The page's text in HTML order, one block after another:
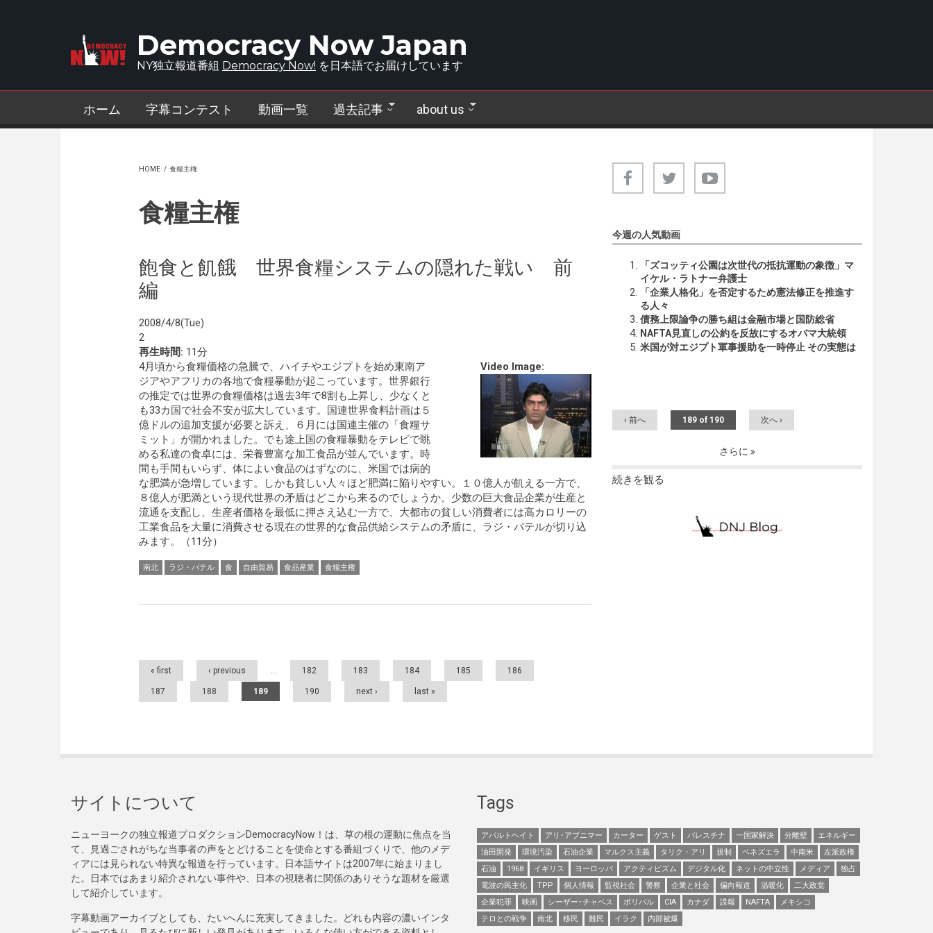
Democracy Now Japan
NY独立報道番組 Democracy Now! を日本語でお届けしています
ホーム 字幕コンテスト 動画一覧 過去記事 about us
HOME / 食糧主権
食糧主権
飽食と飢餓 世界食糧システムの隠れた戦い 前
編
2008/4/8(Tue)
2
再生時間: 11分
Video Image:
4月頃から食糧価格の急騰で、ハイチやエジプトを始め東南ア
ジアやアフリカの各地で食糧暴動が起こっています。世界銀行
の推定では世界の食糧価格は過去3年で8割も上昇し、少なくと
も33カ国で社会不安が拡大しています。国連世界食料計画は５
億ドルの追加支援が必要と訴え、６月には国連主催の「食糧サ
ミット」が開かれました。でも途上国の食糧暴動をテレビで眺
める私達の食卓には、栄養豊富な加工食品が並んでいます。時
間も手間もいらず、体によい食品のはずなのに、米国では病的
な肥満が急増しています。しかも貧しい人々ほど肥満に陥りやすい。１０億人が飢える一方で、
８億人が肥満という現代世界の矛盾はどこから来るのでしょうか。少数の巨大食品企業が生産と
流通を支配し、生産者価格を最低に押さえ込む一方で、大都市の貧しい消費者には高カロリーの
工業食品を大量に消費させる現在の世界的な食品供給システムの矛盾に、ラジ・パテルが切り込
みます。（11分）
南北 ラジ・パテル 食 自由貿易 食品産業 食糧主権
Pages
« first ‹ previous … 182 183 184 185 186
187 188 189 190 next › last »
今週の人気動画
「ズコッティ公園は次世代の抵抗運動の象徴」マ
イケル・ラトナー弁護士
「企業人格化」を否定するため憲法修正を推進す
る人々
債務上限論争の勝ち組は金融市場と国防総省
NAFTA見直しの公約を反故にするオバマ大統領
米国が対エジプト軍事援助を一時停止 その実態は
‹ 前へ 189 of 190 次へ ›
さらに
続きを観る
サイトについて
ニューヨークの独立報道プロダクションDemocracyNow！は、草の根の運動に焦点を当
て、見過ごされがちな当事者の声をとどけることを使命とする番組づくりで、他のメデ
ィアには見られない特異な報道を行っています。日本語サイトは2007年に始まりまし
た。日本ではあまり紹介されない事件や、日本の視聴者に関係のありそうな題材を厳選
して紹介しています。
字幕動画アーカイブとしても、たいへんに充実してきました。どれも内容の濃いインタ
Tags
アパルトヘイト アリ･アブニマー カーター ゲスト パレスチナ 一国家解決 分離壁
エネルギー
油田開発
環境汚染 石油企業 マルクス主義 タリク・アリ 規制 ベネズエラ 中南米
左派政権
石油
1968 イギリス ヨーロッパ アクティビズム デジタル化 ネットの中立性 メディア
独占
電波の民主化
TPP 個人情報 監視社会 警察 企業と社会 偏向報道 温暖化
二大政党
企業犯罪
映画 シーザー･チャベス ボリバル CIA カナダ 諜報 NAFTA
メキシコ
テロとの戦争
南北 移民 難民 イラク 内部被爆